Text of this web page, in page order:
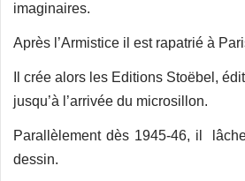
imaginaires.
Après l’Armistice il est rapatrié à
Il crée alors les Editions Stoëbel,
jusqu’à l’arrivée du microsillon.
Parallèlement dès 1945-46, il
dessin.